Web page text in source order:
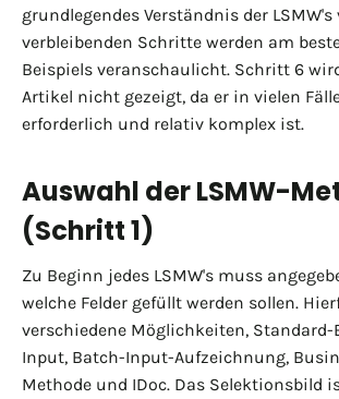
grundlegendes Verständnis der
verbleibenden Schritte werden am
Beispiels veranschaulicht. Schritt 6
Artikel nicht gezeigt, da er in vielen
erforderlich und relativ komplex ist.
Auswahl der LSMW-
(Schritt 1)
Zu Beginn jedes LSMW's muss
welche Felder gefüllt werden sollen.
verschiedene Möglichkeiten,
Input, Batch-Input-Aufzeichnung,
Methode und IDoc. Das Selektionsbild